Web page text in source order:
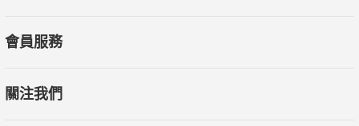
會員服務
關注我們